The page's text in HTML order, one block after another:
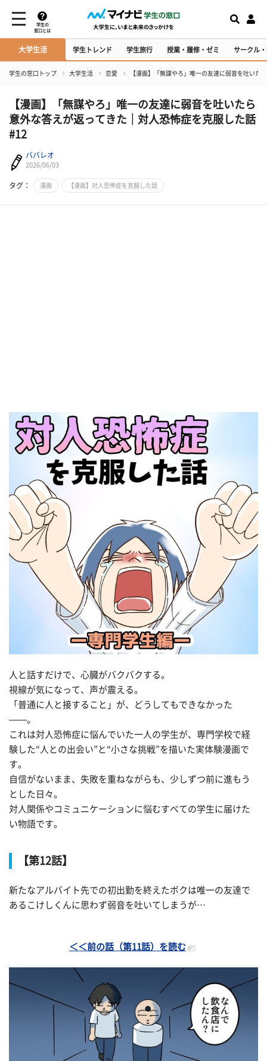
学生の
窓口とは
大学生活 学生トレンド 学生旅行 授業・履修・ゼミ サークル
学生の窓口トップ 大学生活 恋愛 【漫画】「無謀やろ」唯一の友達に弱音を吐い
【漫画】「無謀やろ」唯一の友達に弱音を吐いたら
意外な答えが返ってきた│対人恐怖症を克服した話
#12
ババレオ
2026/06/03
タグ： 漫画 【漫画】対人恐怖症を克服した話
人と話すだけで、心臓がバクバクする。
視線が気になって、声が震える。
「普通に人と接すること」が、どうしてもできなかった
——。
これは対人恐怖症に悩んでいた一人の学生が、専門学校で経
験した“人との出会い”と“小さな挑戦”を描いた実体験漫画で
す。
自信がないまま、失敗を重ねながらも、少しずつ前に進もう
とした日々。
対人関係やコミュニケーションに悩むすべての学生に届けた
い物語です。
【第12話】
新たなアルバイト先での初出勤を終えたボクは唯一の友達で
あるこけしくんに思わず弱音を吐いてしまうが…
＜＜前の話（第11話）を読む